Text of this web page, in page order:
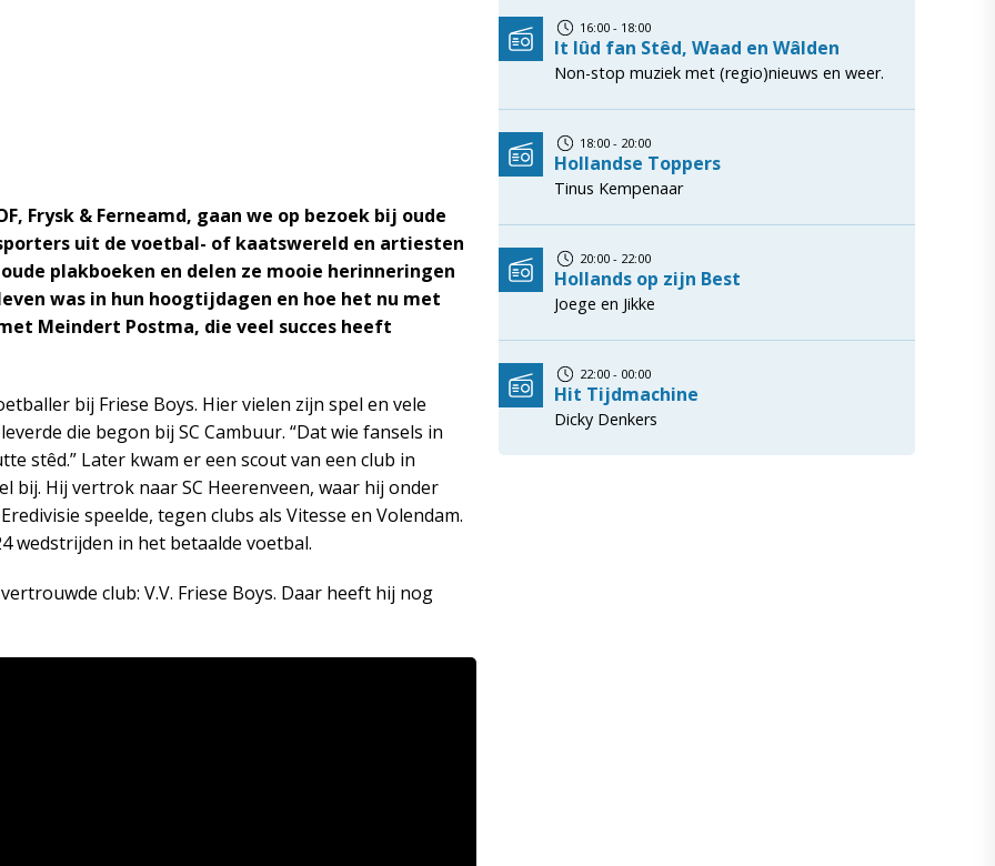
Frysk & Ferneamd, gaan we op bezoek bij oude
uit de voetbal- of kaatswereld en artiesten
plakboeken en delen ze mooie herinneringen
was in hun hoogtijdagen en hoe het nu met
Meindert Postma, die veel succes heeft
bij Friese Boys. Hier vielen zijn spel en vele
die begon bij SC Cambuur. “Dat wie fansels in
stêd.” Later kwam er een scout van een club in
bij. Hij vertrok naar SC Heerenveen, waar hij onder
speelde, tegen clubs als Vitesse en Volendam.
wedstrijden in het betaalde voetbal.
club: V.V. Friese Boys. Daar heeft hij nog
16:00 - 18:00
It lûd fan Stêd, Waad en Wâlden
Non-stop muziek met (regio)nieuws en weer.
18:00 - 20:00
Hollandse Toppers
Tinus Kempenaar
20:00 - 22:00
Hollands op zijn Best
Joege en Jikke
22:00 - 00:00
Hit Tijdmachine
Dicky Denkers